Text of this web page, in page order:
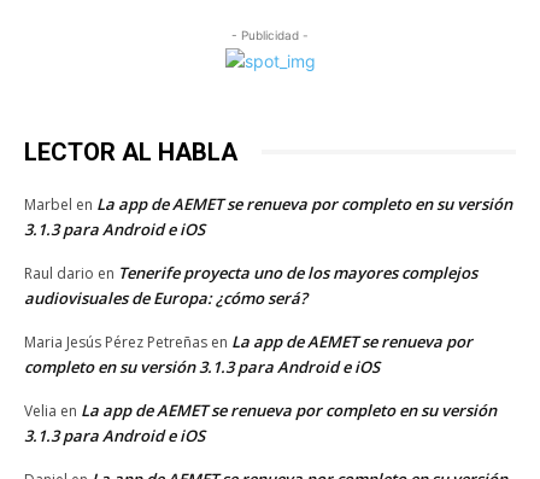
- Publicidad -
LECTOR AL HABLA
Marbel en La app de AEMET se renueva por completo en su versión
3.1.3 para Android e iOS
Raul dario en Tenerife proyecta uno de los mayores complejos
audiovisuales de Europa: ¿cómo será?
Maria Jesús Pérez Petreñas en La app de AEMET se renueva por
completo en su versión 3.1.3 para Android e iOS
Velia en La app de AEMET se renueva por completo en su versión
3.1.3 para Android e iOS